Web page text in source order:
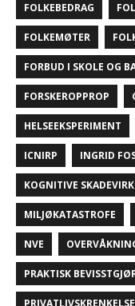
FOLKEBEDRAG
FOLKEMØTER
FORBUD I SKOLE OG
FORSKEROPPROP
HELSEEKSPERIMENT
ICNIRP INGRID
KOGNITIVE
MILJØKATASTROFE
NVE
PRAKTISK